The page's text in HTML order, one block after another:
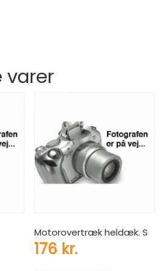
varer
Motorovertræk heldæk. S
176 kr.